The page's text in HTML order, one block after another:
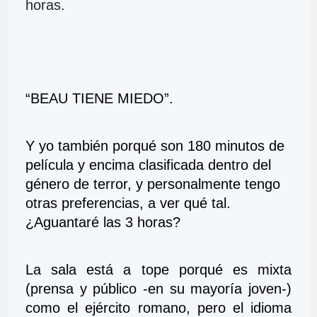
horas.
“BEAU TIENE MIEDO”.
Y yo también porqué son 180 minutos de
película y encima clasificada dentro del
género de terror, y personalmente tengo
otras preferencias, a ver qué tal.
¿Aguantaré las 3 horas?
La sala está a tope porqué es mixta
(prensa y público -en su mayoría joven-)
como el ejército romano, pero el idioma